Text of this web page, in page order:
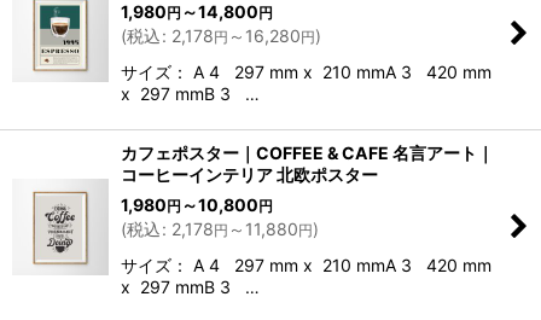
1,980円 ～14,800円
(税込: 2,178円 ～16,280円)
サイズ： A 4 297 mm x 210 mmA 3 420 mm
x 297 mmB 3 …
カフェポスター｜COFFEE & CAFE 名言アート｜
コーヒーインテリア 北欧ポスター
1,980円 ～10,800円
(税込: 2,178円 ～11,880円)
サイズ： A 4 297 mm x 210 mmA 3 420 mm
x 297 mmB 3 …